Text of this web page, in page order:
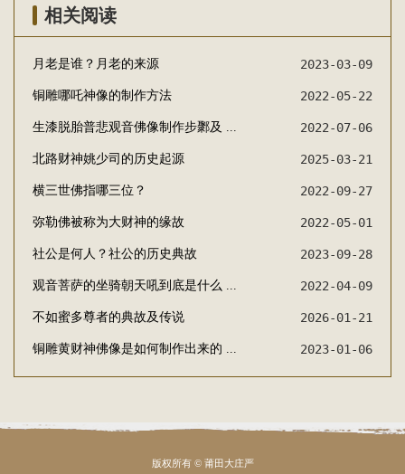
相关阅读
月老是谁？月老的来源 2023-03-09
铜雕哪吒神像的制作方法 2022-05-22
生漆脱胎普悲观音佛像制作步鄹及 ... 2022-07-06
北路财神姚少司的历史起源 2025-03-21
横三世佛指哪三位？ 2022-09-27
弥勒佛被称为大财神的缘故 2022-05-01
社公是何人？社公的历史典故 2023-09-28
观音菩萨的坐骑朝天吼到底是什么 ... 2022-04-09
不如蜜多尊者的典故及传说 2026-01-21
铜雕黄财神佛像是如何制作出来的 ... 2023-01-06
版权所有 © 莆田大庄严